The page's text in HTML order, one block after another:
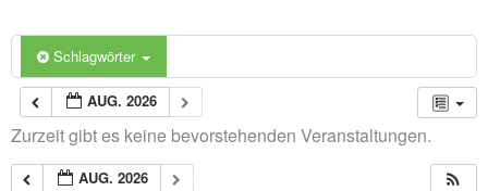
Schlagwörter
AUG. 2026
Zurzeit gibt es keine bevorstehenden Veranstaltungen.
AUG. 2026